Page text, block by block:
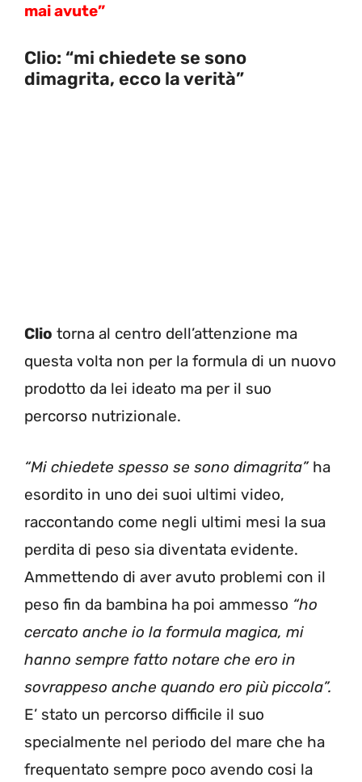
mai avute”
Clio: “mi chiedete se sono
dimagrita, ecco la verità”
Clio torna al centro dell’attenzione ma
questa volta non per la formula di un nuovo
prodotto da lei ideato ma per il suo
percorso nutrizionale.
“Mi chiedete spesso se sono dimagrita”ha
esordito in uno dei suoi ultimi video,
raccontando come negli ultimi mesi la sua
perdita di peso sia diventata evidente.
Ammettendo di aver avuto problemi con il
peso fin da bambina ha poi ammesso “ho
cercato anche io la formula magica, mi
hanno sempre fatto notare che ero in
sovrappeso anche quando ero più piccola”.
E’ stato un percorso difficile il suo
specialmente nel periodo del mare che ha
frequentato sempre poco avendo cosi la